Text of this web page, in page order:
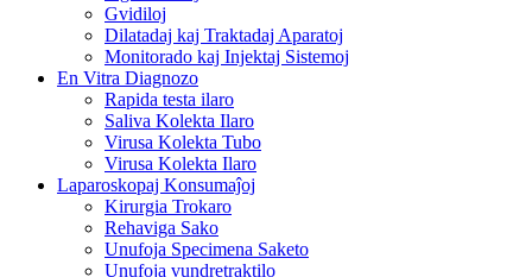
Gvidiloj
Dilatadaj kaj Traktadaj Aparatoj
Monitorado kaj Injektaj Sistemoj
En Vitra Diagnozo
Rapida testa ilaro
Saliva Kolekta Ilaro
Virusa Kolekta Tubo
Virusa Kolekta Ilaro
Laparoskopaj Konsumaĵoj
Kirurgia Trokaro
Rehaviga Sako
Unufoja Specimena Saketo
Unufoja vundretraktilo